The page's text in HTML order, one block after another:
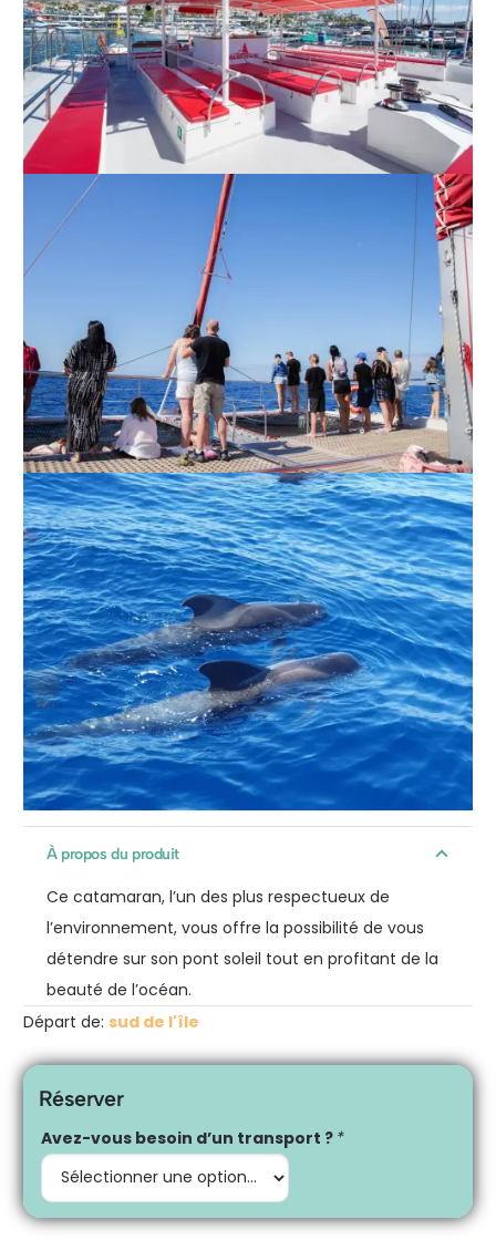
À propos du produit
Ce catamaran, l’un des plus respectueux de
l’environnement, vous offre la possibilité de vous
détendre sur son pont soleil tout en profitant de la
beauté de l’océan.
Départ de: sud de l'île
Réserver
Avez-vous besoin d’un transport ? *